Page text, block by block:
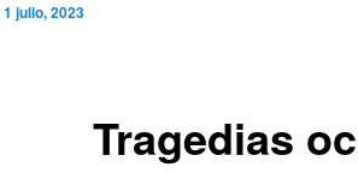
Tragedias
1 julio, 2023